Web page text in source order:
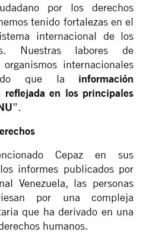
por los derechos
tenido fortalezas en el
internacional de los
Nuestras labores de
internacionales
que la información
reflejada en los principales
”.
Cepaz en sus
informes publicados por
Venezuela, las personas
por una compleja
que ha derivado en una
humanos.